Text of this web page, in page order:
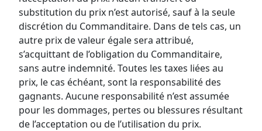
substitution du prix n’est autorisé, sauf à la seule
discrétion du Commanditaire. Dans de tels cas, un
autre prix de valeur égale sera attribué,
s’acquittant de l’obligation du Commanditaire,
sans autre indemnité. Toutes les taxes liées au
prix, le cas échéant, sont la responsabilité des
gagnants. Aucune responsabilité n’est assumée
pour les dommages, pertes ou blessures résultant
de l’acceptation ou de l’utilisation du prix.